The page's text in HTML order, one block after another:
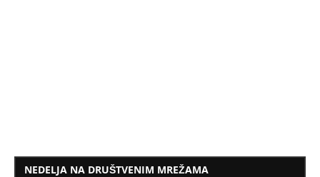
NEDELJA NA DRUŠTVENIM MREŽAMA